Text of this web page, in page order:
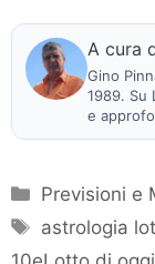
A cura
Gino
1989. Su
e
Categorie
Previsioni e
Tag
astrologia